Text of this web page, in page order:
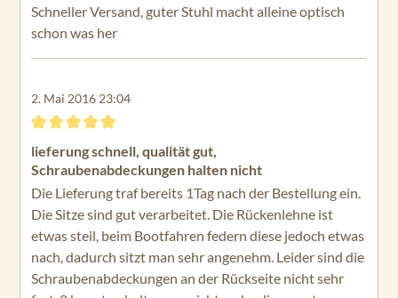
Schneller Versand, guter Stuhl macht alleine optisch
schon was her
2. Mai 2016 23:04
Bewertung mit 5 von 5 Sternen
lieferung schnell, qualität gut,
Schraubenabdeckungen halten nicht
Die Lieferung traf bereits 1Tag nach der Bestellung ein.
Die Sitze sind gut verarbeitet. Die Rückenlehne ist
etwas steil, beim Bootfahren federn diese jedoch etwas
nach, dadurch sitzt man sehr angenehm. Leider sind die
Schraubenabdeckungen an der Rückseite nicht sehr